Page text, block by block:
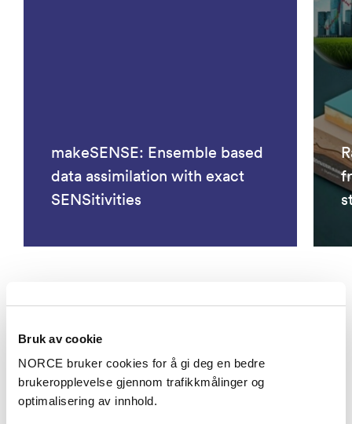
Bruk av cookie
NORCE bruker cookies for å gi deg en bedre
brukeropplevelse gjennom trafikkmålinger og
optimalisering av innhold.
makeSENSE: Ensemble based
data assimilation with exact
SENSitivities
Se alle prosjekter
Publikasjoner
Kategorier